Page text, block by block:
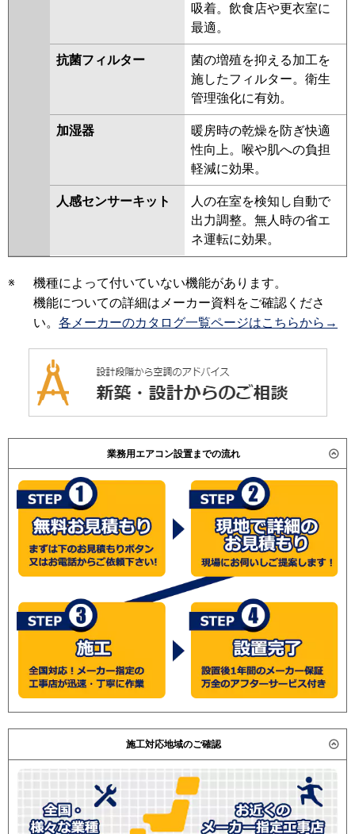
吸着。飲食店や更衣室に
最適。
抗菌フィルター
菌の増殖を抑える加工を
施したフィルター。衛生
管理強化に有効。
加湿器
暖房時の乾燥を防ぎ快適
性向上。喉や肌への負担
軽減に効果。
人感センサーキット
人の在室を検知し自動で
出力調整。無人時の省エ
ネ運転に効果。
※
機種によって付いていない機能があります。
機能についての詳細はメーカー資料をご確認くださ
い。 各メーカーのカタログ一覧ページはこちらから→
業務用エアコン設置までの流れ
施工対応地域のご確認